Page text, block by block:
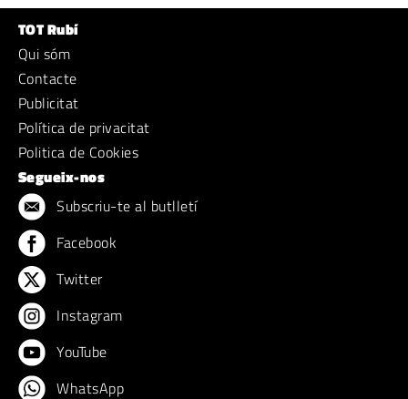
TOT Rubí
Qui sóm
Contacte
Publicitat
Política de privacitat
Politica de Cookies
Segueix-nos
Subscriu-te al butlletí
Facebook
Twitter
Instagram
YouTube
WhatsApp